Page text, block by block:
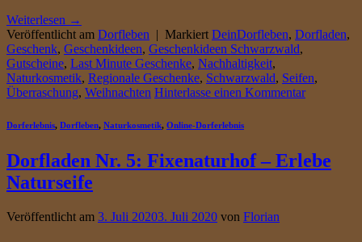
Weiterlesen →
Veröffentlicht am Dorfleben | Markiert DeinDorfleben, Dorfladen,
Geschenk, Geschenkideen, Geschenkideen Schwarzwald,
Gutscheine, Last Minute Geschenke, Nachhaltigkeit,
Naturkosmetik, Regionale Geschenke, Schwarzwald, Seifen,
Überraschung, Weihnachten Hinterlasse einen Kommentar
Dorferlebnis, Dorfleben, Naturkosmetik, Online-Dorferlebnis
Dorfladen Nr. 5: Fixenaturhof – Erlebe
Naturseife
Veröffentlicht am 3. Juli 20203. Juli 2020 von Florian